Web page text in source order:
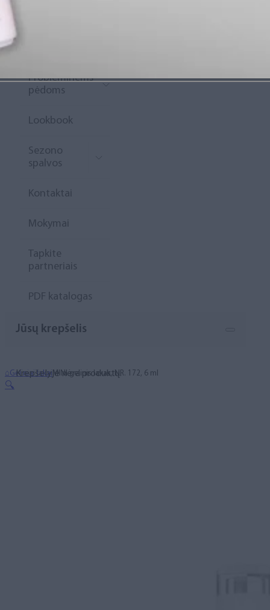
Probleminėms
pėdoms
Lookbook
Sezono
spalvos
Kontaktai
Mokymai
Tapkite
partneriais
PDF katalogas
Jūsų krepšelis
Krepšelyje nėra produktų.
⌂Geliniai lakai MINI gelinis lakas, NR. 172, 6 ml
🔍